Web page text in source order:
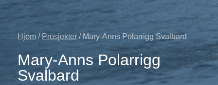
Hjem / Prosjekter / Mary-Anns Polarrigg Svalbard
Mary-Anns Polarrigg
Svalbard